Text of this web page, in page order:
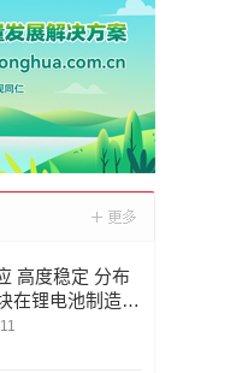
高度稳定 分布
在锂电池制造的
| 支持Modbu